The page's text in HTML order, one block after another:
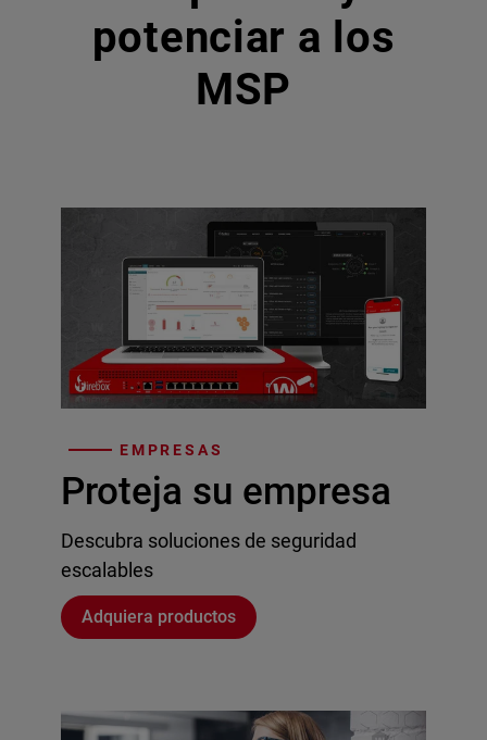
potenciar a los
MSP
EMPRESAS
Proteja su empresa
Descubra soluciones de seguridad
escalables
Adquiera productos